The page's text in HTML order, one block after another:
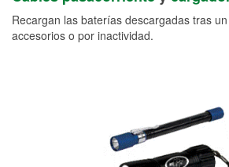
Recargan las baterías descargadas tras
accesorios o por inactividad.